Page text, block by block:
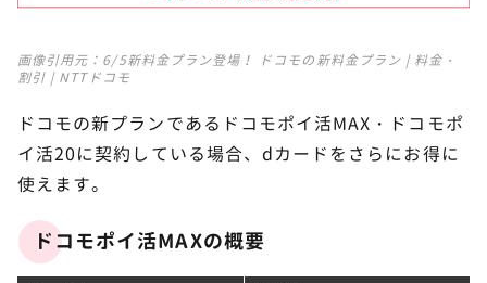
画像引用元： 6/5新料金プラン登場！ ドコモの新料金プラン | 料金・
割引 | NTTドコモ
ドコモの新プランであるドコモポイ活MAX・ドコモポ
イ活20に契約している場合、dカードをさらにお得に
使えます。
ドコモポイ活MAXの概要